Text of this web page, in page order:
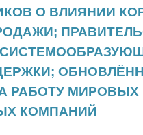
О ВЛИЯНИИ
РАБОТУ МИРОВЫХ
КОМПАНИЙ